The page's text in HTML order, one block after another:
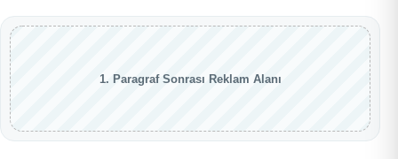
1. Paragraf Sonrası Reklam Alanı